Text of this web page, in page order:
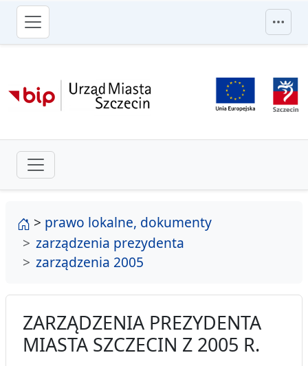
przejdź do głównego menu
strona główna
> prawo lokalne, dokumenty
zarządzenia prezydenta
zarządzenia 2005
ZARZĄDZENIA PREZYDENTA
MIASTA SZCZECIN Z 2005 R.